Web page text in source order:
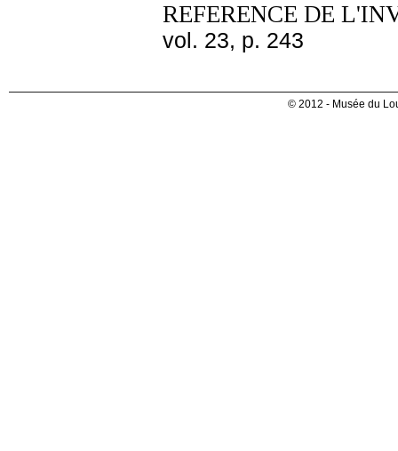
REFERENCE DE
vol. 23, p. 243
© 2012 - Musée du